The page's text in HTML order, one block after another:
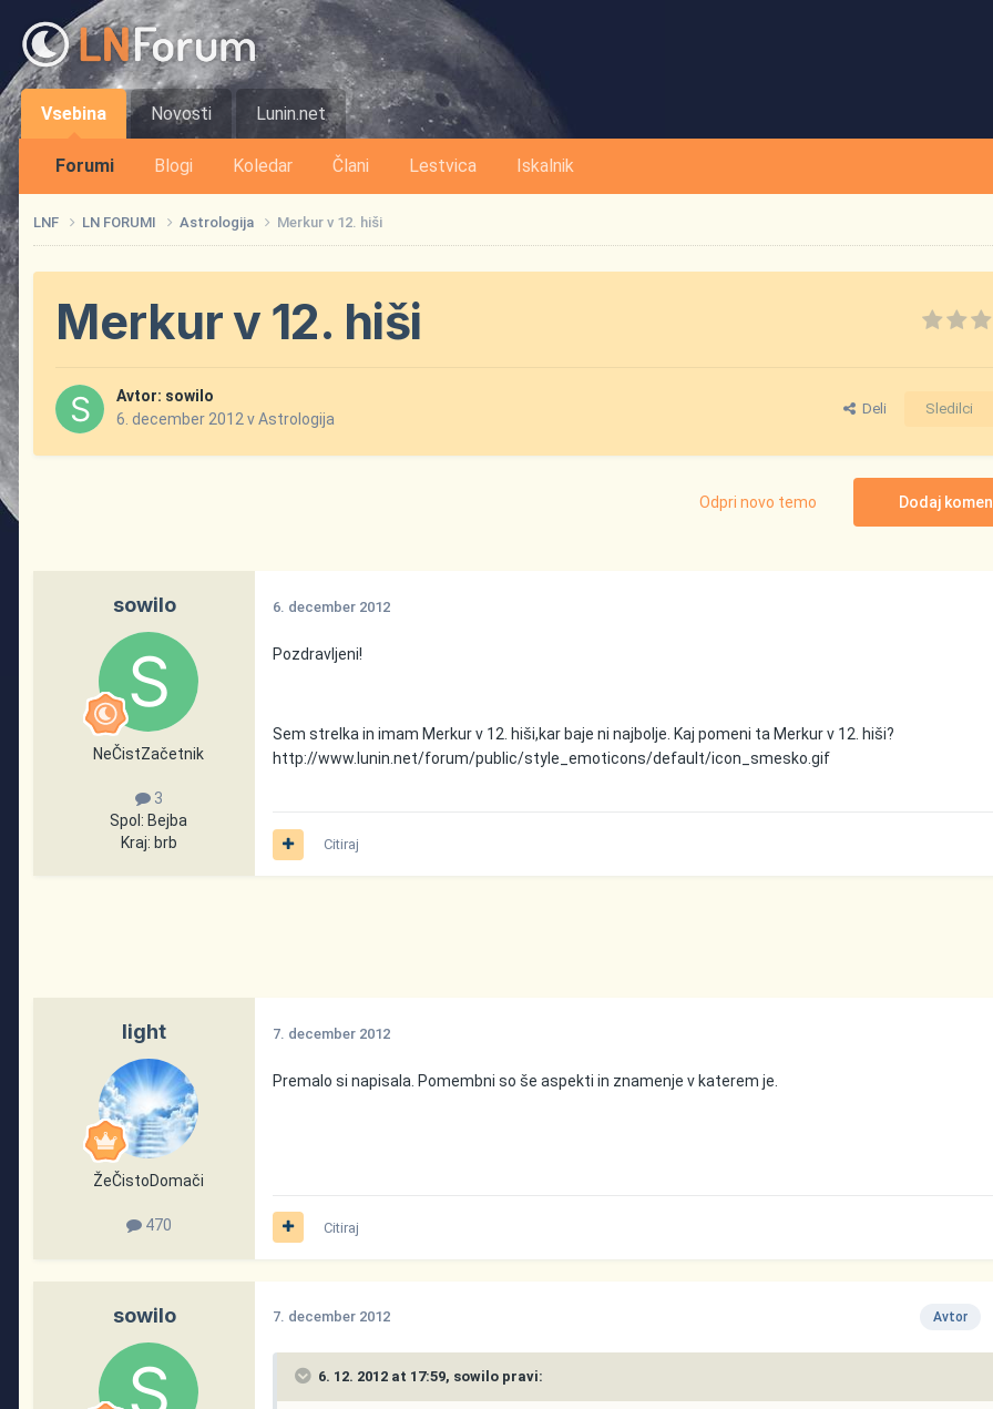
Vsebina
Forumi Blogi Koledar Člani Lestvica Iskalnik
Novosti Lunin.net
LNF LN FORUMI Astrologija Merkur v 12. hiši
Merkur v 12. hiši
Avtor: sowilo
6. december 2012 vAstrologija
Deli Sledilci
Dodaj
Odpri novo temo
sowilo
NeČistZačetnik
3
Spol: Bejba
Kraj: brb
6. december 2012
Pozdravljeni!
Sem strelka in imam Merkur v 12. hiši,kar baje ni najbolje. Kaj pomeni ta Merkur v 12. hiši?
http://www.lunin.net/forum/public/style_emoticons/default/icon_smesko.gif
Citiraj
light
ŽeČistoDomači
470
7. december 2012
Premalo si napisala. Pomembni so še aspekti in znamenje v katerem je.
Citiraj
sowilo Avtor
7. december 2012
6. 12. 2012 at 17:59, sowilo pravi: